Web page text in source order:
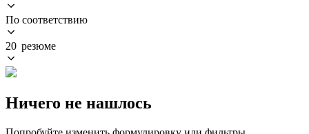
По соответствию
20 резюме
Ничего не нашлось